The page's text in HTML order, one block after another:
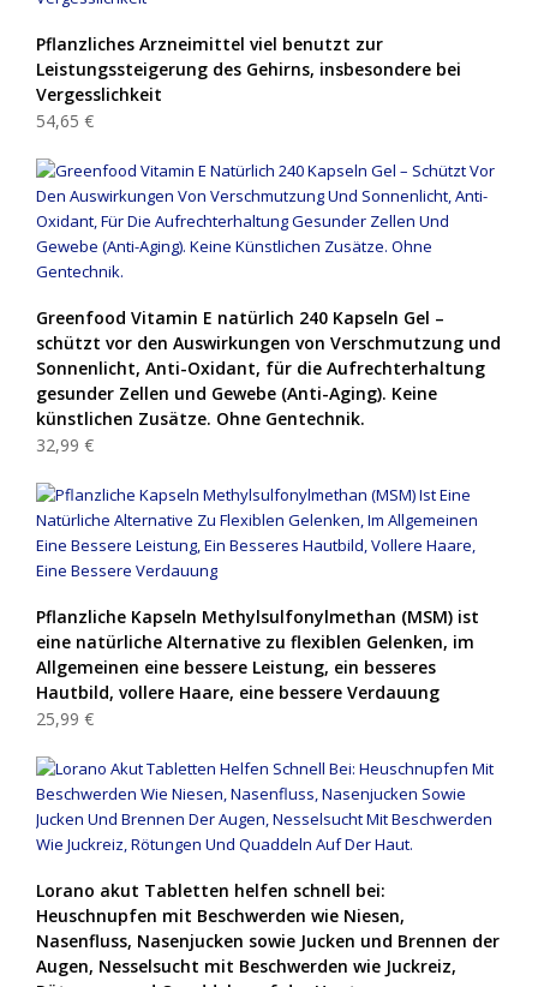
Pflanzliches Arzneimittel viel benutzt zur
Leistungssteigerung des Gehirns, insbesondere bei
Vergesslichkeit
54,65 €
Greenfood Vitamin E natürlich 240 Kapseln Gel –
schützt vor den Auswirkungen von Verschmutzung und
Sonnenlicht, Anti-Oxidant, für die Aufrechterhaltung
gesunder Zellen und Gewebe (Anti-Aging). Keine
künstlichen Zusätze. Ohne Gentechnik.
32,99 €
Pflanzliche Kapseln Methylsulfonylmethan (MSM) ist
eine natürliche Alternative zu flexiblen Gelenken, im
Allgemeinen eine bessere Leistung, ein besseres
Hautbild, vollere Haare, eine bessere Verdauung
25,99 €
Lorano akut Tabletten helfen schnell bei:
Heuschnupfen mit Beschwerden wie Niesen,
Nasenfluss, Nasenjucken sowie Jucken und Brennen der
Augen, Nesselsucht mit Beschwerden wie Juckreiz,